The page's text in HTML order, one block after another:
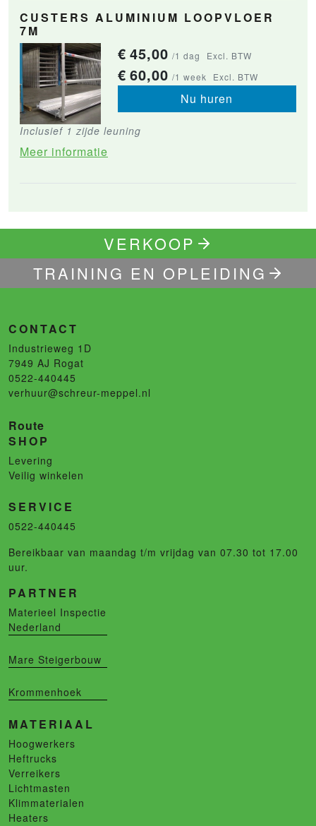
CUSTERS ALUMINIUM LOOPVLOER
7M
€ 45,00 /1 dag Excl. BTW
€ 60,00 /1 week Excl. BTW
Nu huren
Inclusief 1 zijde leuning
Meer informatie
VERKOOP
TRAINING EN OPLEIDING
CONTACT
Industrieweg 1D
7949 AJ Rogat
0522-440445
verhuur@schreur-meppel.nl
Route
MATERIAAL
Hoogwerkers
Heftrucks
Verreikers
Lichtmasten
Klimmaterialen
Heaters
SHOP
Levering
Veilig winkelen
SERVICE
0522-440445
Bereikbaar van maandag t/m vrijdag van 07.30 tot 17.00
uur.
PARTNER
Materieel Inspectie
Nederland
Mare Steigerbouw
Krommenhoek